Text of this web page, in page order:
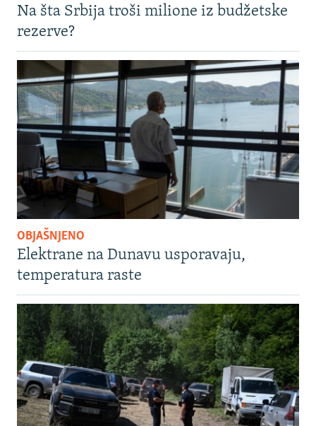
Na šta Srbija troši milione iz budžetske
rezerve?
OBJAŠNJENO
Elektrane na Dunavu usporavaju,
temperatura raste